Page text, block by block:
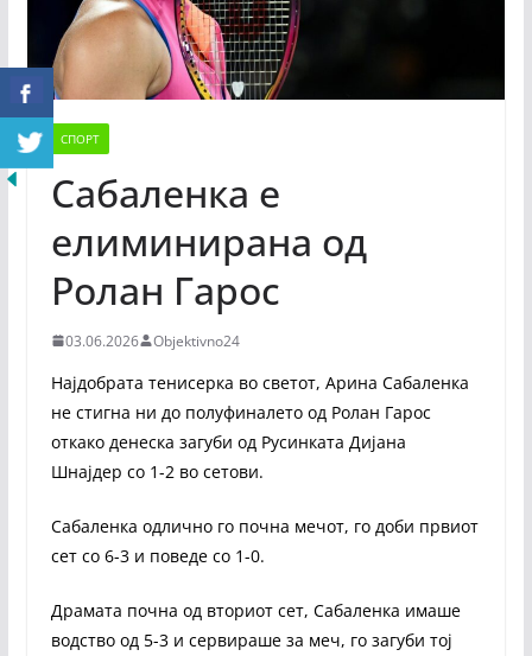
СПОРТ
Сабаленка е
елиминирана од
Ролан Гарос
03.06.2026 Objektivno24
Најдобрата тенисерка во светот, Арина Сабаленка
не стигна ни до полуфиналето од Ролан Гарос
откако денеска загуби од Русинката Дијана
Шнајдер со 1-2 во сетови.
Сабаленка одлично го почна мечот, го доби првиот
сет со 6-3 и поведе со 1-0.
Драмата почна од вториот сет, Сабаленка имаше
водство од 5-3 и сервираше за меч, го загуби тој